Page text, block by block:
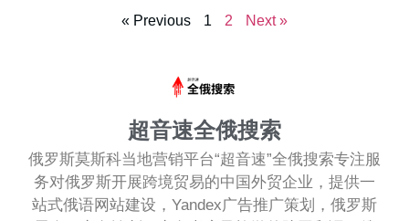
« Previous 1 2 Next »
超音速全俄搜索
俄罗斯莫斯科当地营销平台“超音速”全俄搜索专注服
务对俄罗斯开展跨境贸易的中国外贸企业，提供一
站式俄语网站建设，Yandex广告推广策划，俄罗斯